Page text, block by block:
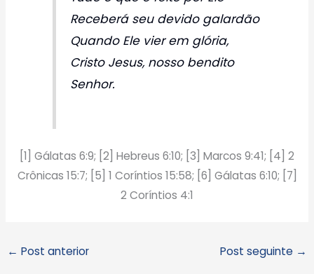
Receberá seu devido galardão
Quando Ele vier em glória,
Cristo Jesus, nosso bendito
Senhor.
[1] Gálatas 6:9; [2] Hebreus 6:10; [3] Marcos 9:41; [4] 2
Crônicas 15:7; [5] 1 Coríntios 15:58; [6] Gálatas 6:10; [7]
2 Coríntios 4:1
← Post anterior Post seguinte →